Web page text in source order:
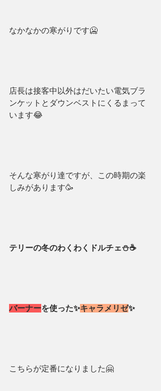
なかなかの寒がりです🥶
店長は接客中以外はだいたい電気ブラ
ンケットとダウンベストにくるまって
います😂
そんな寒がり達ですが、この時期の楽
しみがあります🥳
テリーの冬のわくわくドルチェ⛄️☕️
バーナーを使った✨キャラメリゼ✨
こちらが定番になりました🤗